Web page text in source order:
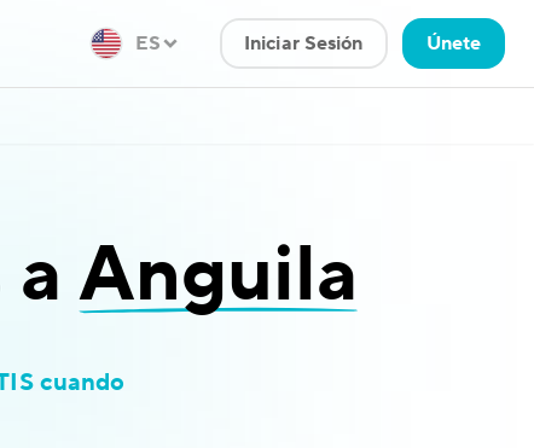
ES Iniciar Sesión Únete
Anguila
cuando